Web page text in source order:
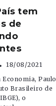
tem
de
18/08/2021
Paulo
Brasileiro de
o